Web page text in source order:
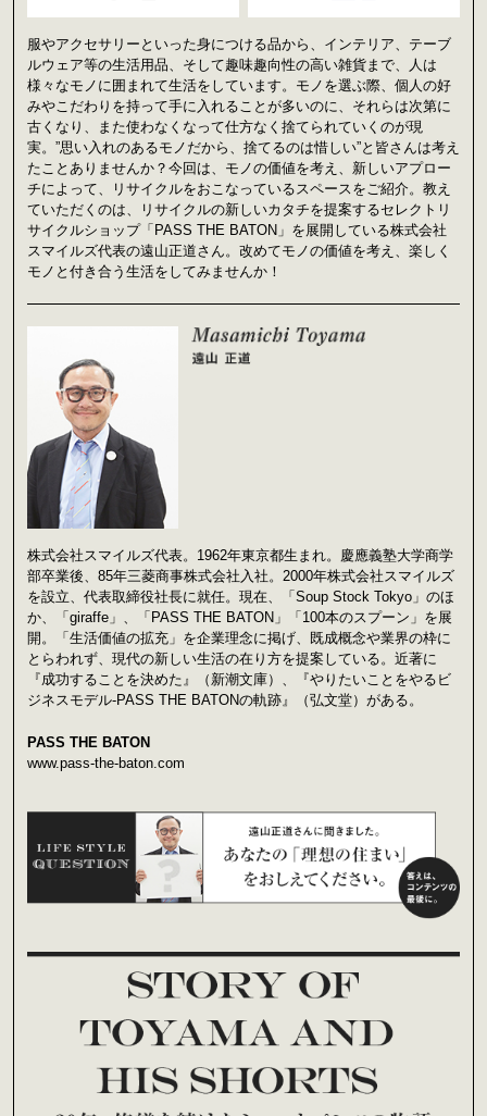
服やアクセサリーといった身につける品から、インテリア、テーブ
ルウェア等の生活用品、そして趣味趣向性の高い雑貨まで、人は
様々なモノに囲まれて生活をしています。モノを選ぶ際、個人の好
みやこだわりを持って手に入れることが多いのに、それらは次第に
古くなり、また使わなくなって仕方なく捨てられていくのが現
実。”思い入れのあるモノだから、捨てるのは惜しい”と皆さんは考え
たことありませんか？今回は、モノの価値を考え、新しいアプロー
チによって、リサイクルをおこなっているスペースをご紹介。教え
ていただくのは、リサイクルの新しいカタチを提案するセレクトリ
サイクルショップ「PASS THE BATON」を展開している株式会社
スマイルズ代表の遠山正道さん。改めてモノの価値を考え、楽しく
モノと付き合う生活をしてみませんか！
株式会社スマイルズ代表。1962年東京都生まれ。慶應義塾大学商学
部卒業後、85年三菱商事株式会社入社。2000年株式会社スマイルズ
を設立、代表取締役社長に就任。現在、「Soup Stock Tokyo」のほ
か、「giraffe」、「PASS THE BATON」「100本のスプーン」を展
開。「生活価値の拡充」を企業理念に掲げ、既成概念や業界の枠に
とらわれず、現代の新しい生活の在り方を提案している。近著に
『成功することを決めた』（新潮文庫）、『やりたいことをやるビ
ジネスモデル-PASS THE BATONの軌跡』（弘文堂）がある。
PASS THE BATON
www.pass-the-baton.com